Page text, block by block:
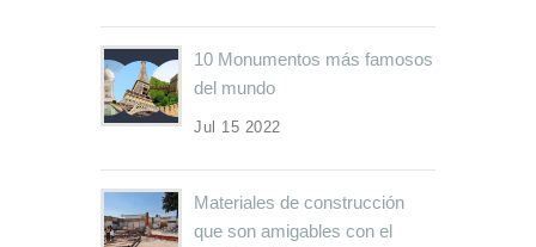
10 Monumentos más famosos
del mundo
Jul 15 2022
Materiales de construcción
que son amigables con el